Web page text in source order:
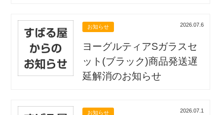
お知らせ 2026.07.6
ヨーグルティアSガラスセ
ット(ブラック)商品発送遅
延解消のお知らせ
お知らせ 2026.07.1